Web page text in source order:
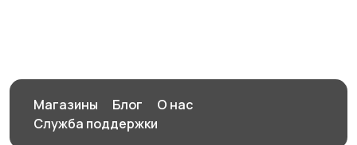
Магазины Блог
О нас
Служба поддержки